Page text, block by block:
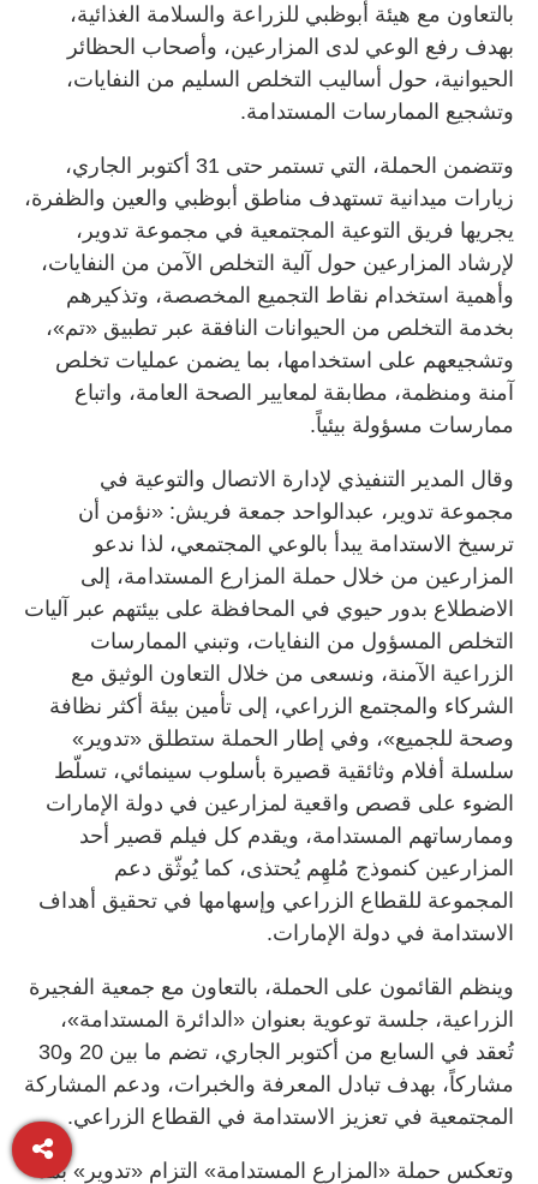
بالتعاون مع هيئة أبوظبي للزراعة والسلامة الغذائية،
بهدف رفع الوعي لدى المزارعين، وأصحاب الحظائر
الحيوانية، حول أساليب التخلص السليم من النفايات،
وتشجيع الممارسات المستدامة.
وتتضمن الحملة، التي تستمر حتى 31 أكتوبر الجاري،
زيارات ميدانية تستهدف مناطق أبوظبي والعين والظفرة،
يجريها فريق التوعية المجتمعية في مجموعة تدوير،
لإرشاد المزارعين حول آلية التخلص الآمن من النفايات،
وأهمية استخدام نقاط التجميع المخصصة، وتذكيرهم
بخدمة التخلص من الحيوانات النافقة عبر تطبيق «تم»،
وتشجيعهم على استخدامها، بما يضمن عمليات تخلص
آمنة ومنظمة، مطابقة لمعايير الصحة العامة، واتباع
ممارسات مسؤولة بيئياً.
وقال المدير التنفيذي لإدارة الاتصال والتوعية في
مجموعة تدوير، عبدالواحد جمعة فريش: «نؤمن أن
ترسيخ الاستدامة يبدأ بالوعي المجتمعي، لذا ندعو
المزارعين من خلال حملة المزارع المستدامة، إلى
الاضطلاع بدور حيوي في المحافظة على بيئتهم عبر آليات
التخلص المسؤول من النفايات، وتبني الممارسات
الزراعية الآمنة، ونسعى من خلال التعاون الوثيق مع
الشركاء والمجتمع الزراعي، إلى تأمين بيئة أكثر نظافة
وصحة للجميع»، وفي إطار الحملة ستطلق «تدوير»
سلسلة أفلام وثائقية قصيرة بأسلوب سينمائي، تسلّط
الضوء على قصص واقعية لمزارعين في دولة الإمارات
وممارساتهم المستدامة، ويقدم كل فيلم قصير أحد
المزارعين كنموذج مُلهِم يُحتذى، كما يُوثّق دعم
المجموعة للقطاع الزراعي وإسهامها في تحقيق أهداف
الاستدامة في دولة الإمارات.
وينظم القائمون على الحملة، بالتعاون مع جمعية الفجيرة
الزراعية، جلسة توعوية بعنوان «الدائرة المستدامة»،
تُعقد في السابع من أكتوبر الجاري، تضم ما بين 20 و30
مشاركاً، بهدف تبادل المعرفة والخبرات، ودعم المشاركة
المجتمعية في تعزيز الاستدامة في القطاع الزراعي.
وتعكس حملة «المزارع المستدامة» التزام «تدوير» بمد